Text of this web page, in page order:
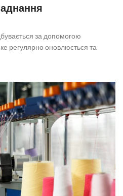
за допомогою
регулярно оновлюється та